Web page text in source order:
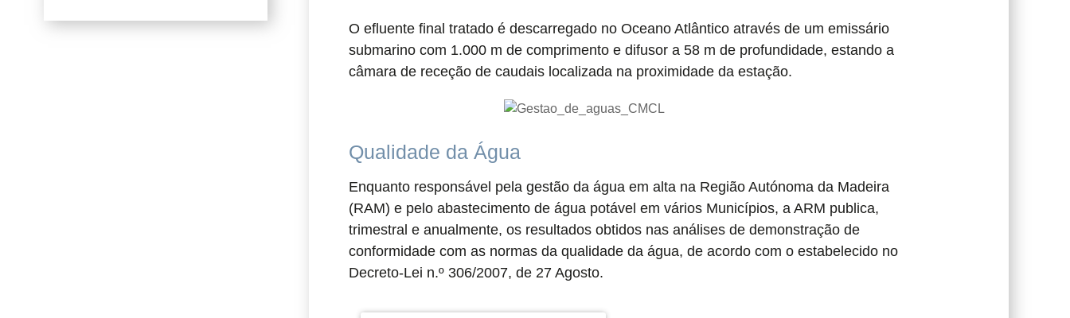
O efluente final tratado é descarregado no Oceano Atlântico através de um emissário
submarino com 1.000 m de comprimento e difusor a 58 m de profundidade, estando a
câmara de receção de caudais localizada na proximidade da estação.
Qualidade da Água
Enquanto responsável pela gestão da água em alta na Região Autónoma da Madeira
(RAM) e pelo abastecimento de água potável em vários Municípios, a ARM publica,
trimestral e anualmente, os resultados obtidos nas análises de demonstração de
conformidade com as normas da qualidade da água, de acordo com o estabelecido no
Decreto-Lei n.º 306/2007, de 27 Agosto.